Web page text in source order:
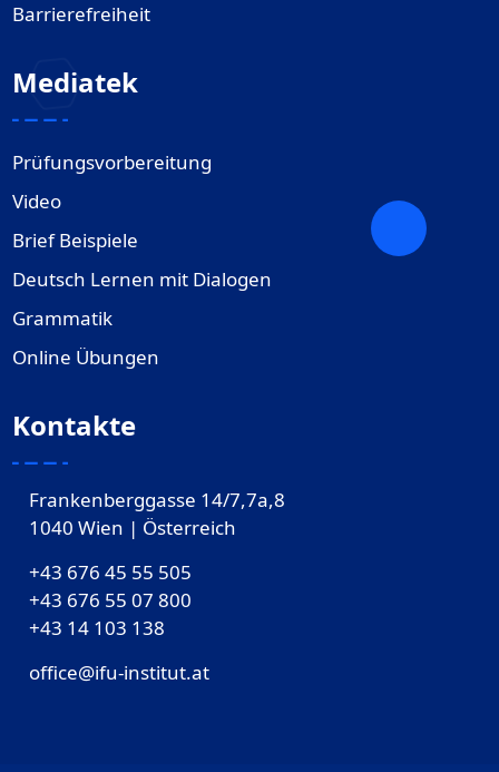
Barrierefreiheit
Mediatek
Prüfungsvorbereitung
Video
Brief Beispiele
Deutsch Lernen mit Dialogen
Grammatik
Online Übungen
Kontakte
Frankenberggasse 14/7,7a,8
1040 Wien | Österreich
+43 676 45 55 505
+43 676 55 07 800
‎+43 14 103 138
office@ifu-institut.at